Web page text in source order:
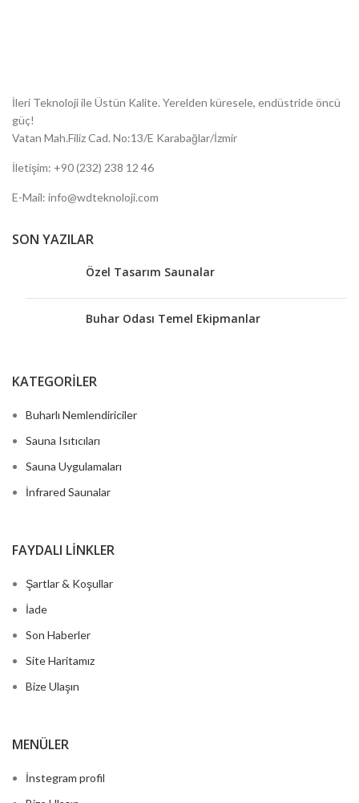
İleri Teknoloji ile Üstün Kalite. Yerelden küresele, endüstride öncü
güç!
Vatan Mah.Filiz Cad. No:13/E Karabağlar/İzmir
İletişim: +90 (232) 238 12 46
E-Mail: info@wdteknoloji.com
SON YAZILAR
Özel Tasarım Saunalar
Buhar Odası Temel Ekipmanlar
KATEGORİLER
Buharlı Nemlendiriciler
Sauna Isıtıcıları
Sauna Uygulamaları
İnfrared Saunalar
FAYDALI LINKLER
Şartlar & Koşullar
İade
Son Haberler
Site Haritamız
Bize Ulaşın
MENÜLER
İnstegram profil